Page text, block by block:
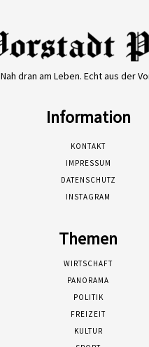
Nah dran am Leben. Echt aus der
Information
KONTAKT
IMPRESSUM
DATENSCHUTZ
INSTAGRAM
Themen
WIRTSCHAFT
PANORAMA
POLITIK
FREIZEIT
KULTUR